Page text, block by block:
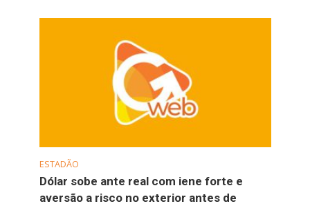
ESTADÃO
Dólar sobe ante real com iene forte e
aversão a risco no exterior antes de